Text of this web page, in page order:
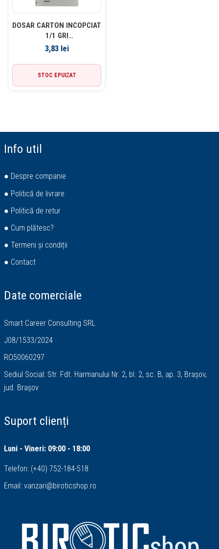
DOSAR CARTON INCOPCIAT
1/1 GRI
FALKEN/EXACOMPTA
3,83 lei
STOC EPUIZAT
Info util
● Despre companie
● Politică de livrare
● Politică de retur
● Cum plătesc?
● Termeni și condiții
● Contact
Date comerciale
Smart Career Consulting SRL
J08/1533/2024
RO50060297
Sediul Social: Str. Fdt. Harmanului Nr. 2, bl. 2, sc. B, ap. 3, Brașov,
jud. Brașov
Suport clienți
Luni - Vineri: 09:00 - 18:00
Telefon: (+40) 752-184-518
Email: vanzari@biroticshop.ro